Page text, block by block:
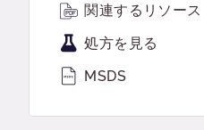
関連するリソース
処方を見る
MSDS